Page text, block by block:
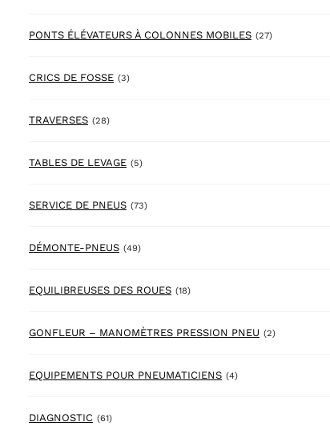
PONTS ÉLÉVATEURS À COLONNES MOBILES (27)27 products
CRICS DE FOSSE (3)3 products
TRAVERSES (28)28 products
TABLES DE LEVAGE (5)5 products
SERVICE DE PNEUS (73)73 products
DÉMONTE-PNEUS (49)49 products
EQUILIBREUSES DES ROUES (18)18 products
GONFLEUR – MANOMÈTRES PRESSION PNEU (2)2 products
EQUIPEMENTS POUR PNEUMATICIENS (4)4 products
DIAGNOSTIC (61)61 products